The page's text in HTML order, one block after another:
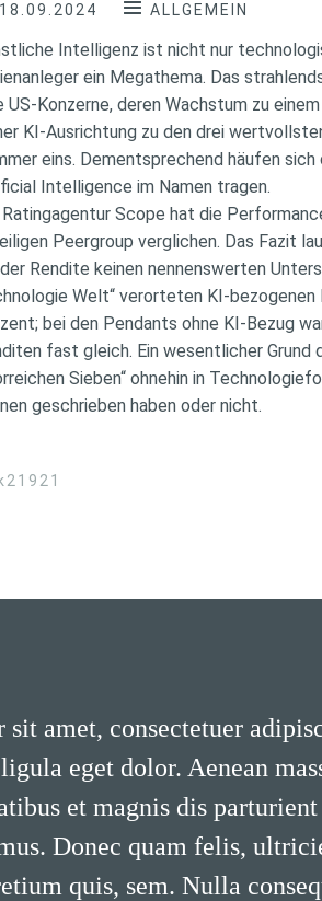
18.09.2024 ALLGEMEIN
Intelligenz ist nicht nur
ein Megathema. Das
US-Konzerne, deren Wachstum zu
KI-Ausrichtung zu den drei
eins. Dementsprechend häufen
Intelligence im Namen tragen.
Ratingagentur Scope hat die
Peergroup verglichen. Das Fazit
Rendite keinen nennenswerten
Welt“ verorteten KI-
bei den Pendants ohne KI-Bezug
fast gleich. Ein wesentlicher
Sieben“ ohnehin in
geschrieben haben oder nicht.
k21921
amet, consectetuer
eget dolor. Aenean
et magnis dis parturient
Donec quam felis,
quis, sem. Nulla